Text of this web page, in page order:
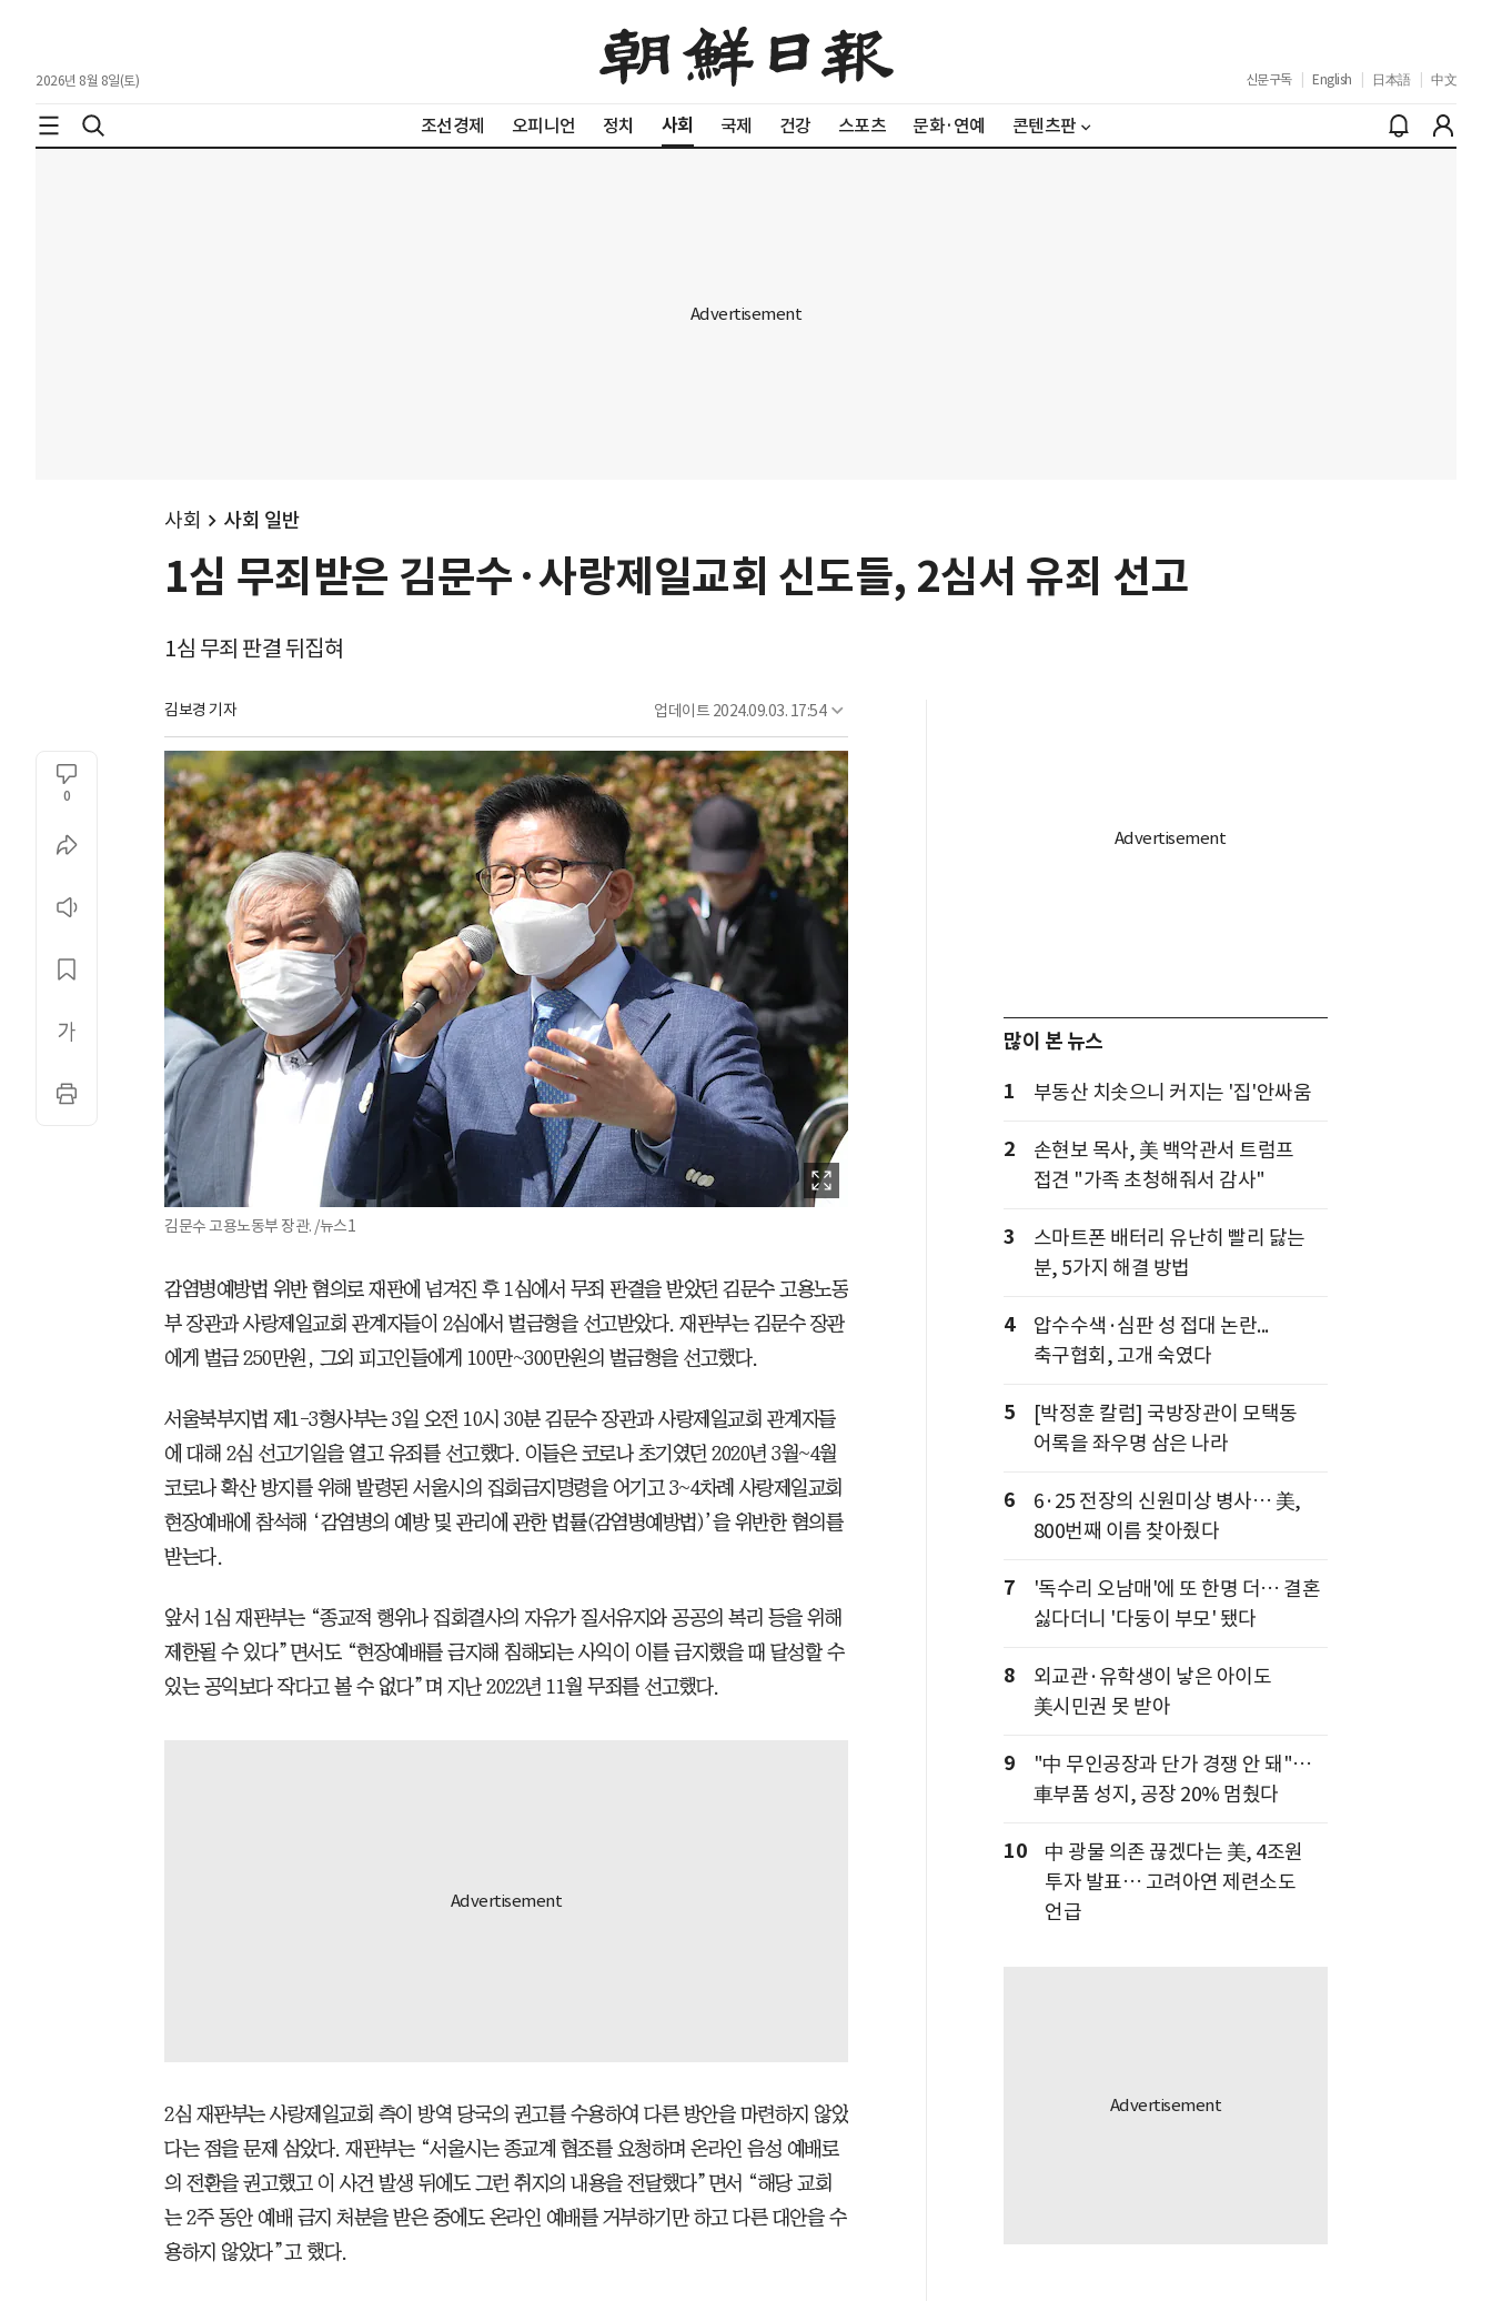
2026년 8월 8일(토) 신문구독 English 日本語 中文
조선경제 오피니언 정치 사회 국제 건강 스포츠 문화·연예 콘텐츠판
사회 사회 일반
1심 무죄받은 김문수·사랑제일교회 신도들, 2심서 유죄 선고
1심 무죄 판결 뒤집혀
김보경 기자 업데이트 2024.09.03. 17:54
0
김문수 고용노동부 장관. /뉴스1
감염병예방법 위반 혐의로 재판에 넘겨진 후 1심에서 무죄 판결을 받았던 김문수 고용노동
부 장관과 사랑제일교회 관계자들이 2심에서 벌금형을 선고받았다. 재판부는 김문수 장관
에게 벌금 250만원, 그외 피고인들에게 100만~300만원의 벌금형을 선고했다.
서울북부지법 제1-3형사부는 3일 오전 10시 30분 김문수 장관과 사랑제일교회 관계자들
에 대해 2심 선고기일을 열고 유죄를 선고했다. 이들은 코로나 초기였던 2020년 3월~4월
코로나 확산 방지를 위해 발령된 서울시의 집회금지명령을 어기고 3~4차례 사랑제일교회
현장예배에 참석해 ‘감염병의 예방 및 관리에 관한 법률(감염병예방법)’을 위반한 혐의를
받는다.
앞서 1심 재판부는 “종교적 행위나 집회결사의 자유가 질서유지와 공공의 복리 등을 위해
제한될 수 있다”면서도 “현장예배를 금지해 침해되는 사익이 이를 금지했을 때 달성할 수
있는 공익보다 작다고 볼 수 없다”며 지난 2022년 11월 무죄를 선고했다.
2심 재판부는 사랑제일교회 측이 방역 당국의 권고를 수용하여 다른 방안을 마련하지 않았
다는 점을 문제 삼았다. 재판부는 “서울시는 종교계 협조를 요청하며 온라인 음성 예배로
의 전환을 권고했고 이 사건 발생 뒤에도 그런 취지의 내용을 전달했다”면서 “해당 교회
는 2주 동안 예배 금지 처분을 받은 중에도 온라인 예배를 거부하기만 하고 다른 대안을 수
용하지 않았다”고 했다.
많이 본 뉴스
1
부동산 치솟으니 커지는 '집'안싸움
2
손현보 목사, 美 백악관서 트럼프
접견 "가족 초청해줘서 감사"
3
스마트폰 배터리 유난히 빨리 닳는
분, 5가지 해결 방법
4
압수수색·심판 성 접대 논란...
축구협회, 고개 숙였다
5
[박정훈 칼럼] 국방장관이 모택동
어록을 좌우명 삼은 나라
6
6·25 전장의 신원미상 병사… 美,
800번째 이름 찾아줬다
7
'독수리 오남매'에 또 한명 더… 결혼
싫다더니 '다둥이 부모' 됐다
8
외교관·유학생이 낳은 아이도
美시민권 못 받아
9
"中 무인공장과 단가 경쟁 안 돼"…
車부품 성지, 공장 20% 멈췄다
10
中 광물 의존 끊겠다는 美, 4조원
투자 발표… 고려아연 제련소도
언급